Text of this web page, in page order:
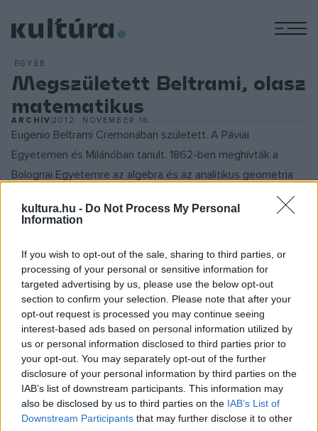
kultura.hu - Do Not Process My Personal
Information
If you wish to opt-out of the sale, sharing to third parties, or
processing of your personal or sensitive information for
targeted advertising by us, please use the below opt-out
section to confirm your selection. Please note that after your
opt-out request is processed you may continue seeing
interest-based ads based on personal information utilized by
us or personal information disclosed to third parties prior to
your opt-out. You may separately opt-out of the further
disclosure of your personal information by third parties on the
IAB’s list of downstream participants. This information may
also be disclosed by us to third parties on the IAB’s List of
Downstream Participants that may further disclose it to other
EGYÉB
Megszületett Beltrami, olasz
matematikus
ARCHÍV2012. NOVEMBER 16.
Eugenio Beltrami Cremonában született. A Páviai
Egyetemen és Milánóban tanult. 1862-ben meghívták a
Bolognai Egyetemre az algebra és az analitikus geometria
elméleti mechanika professzorává. Katedrája volt a pisai, a
el a geometriában. Egy térképészeti feladattal, a felületek
síkra történő olyan leképezésével foglalkozott, amelynél a
felület geodetikus vonalainak (a gömbi főköröknek) a képe
egyenes. Ilyen leképezés megoldható a pszeudoszféra
nevű felületen, amely egyike a negyedfokú, állandó
görbületű felületeknek. Ezen érvényesül a Bolyai-féle
geometria, amint azt 1868-ban megjelent, Kísérlet a nem-
euklideszi geometria megmagyarázására című művében
mutatta ki. Négykötetes posztumusz műve: az Opere